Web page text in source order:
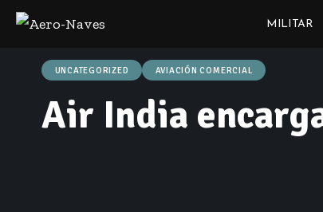
MILITAR
UNCATEGORIZED AVIACIÓN COMERCIAL
Air India